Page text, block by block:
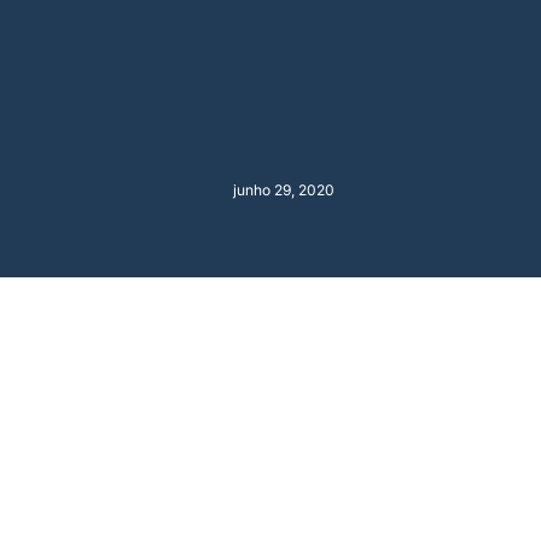
junho 29, 2020